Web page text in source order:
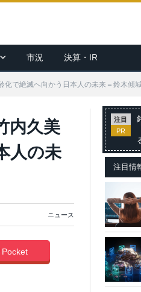
市況 決算・IR
化で絶滅へ向かう日本人の未来＝鈴木傾
内久美
人の未
ニュース
Pocket
注目
PR
注目情